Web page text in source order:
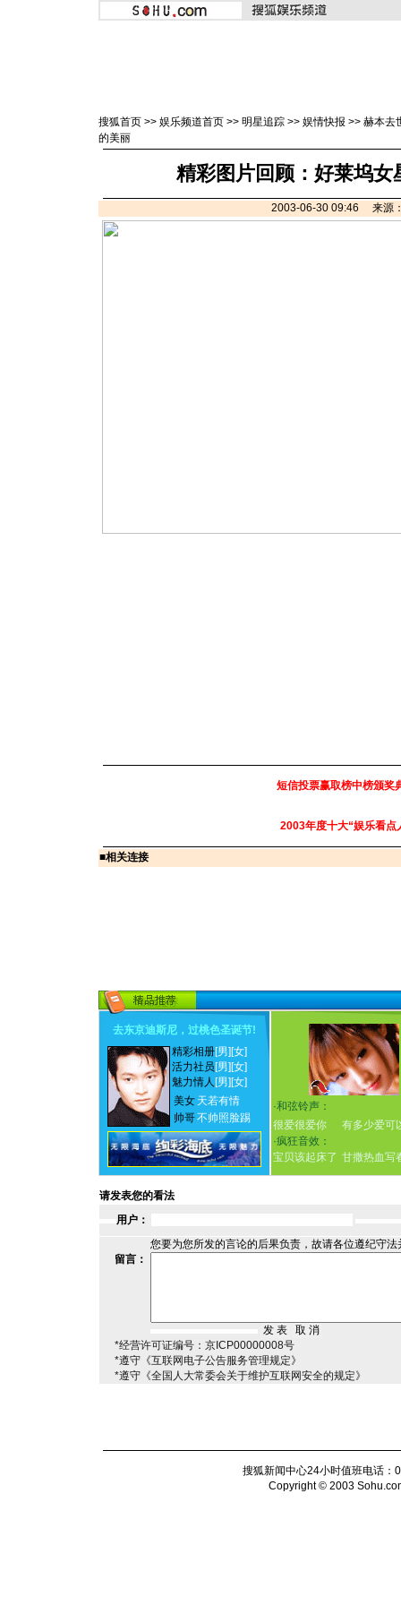
搜狐首页 >> 娱乐频道首页 >> 明星追踪 >> 娱情快报 >> 赫本去
的美丽
精彩图片回顾：好莱坞女
2003-06-30 09:46 来源
短信投票赢取榜中榜颁奖
2003年度十大“娱乐看点
■相关连接
去东京迪斯尼，过桃色圣诞节!
精彩相册[男] [女]
活力社员 [男] [女]
魅力情人 [男] [女]
美女 天若有情
帅哥不帅照脸踢
·和弦铃声：
很爱很爱你
有多少爱可
·疯狂音效：
宝贝该起床了 甘撒热血写
请发表您的看法
用户：
您要为您所发的言论的后果负责，故请各位遵纪守
留言：
*经营许可证编号：京ICP00000008号
*遵守《互联网电子公告服务管理规定》
*遵守《全国人大常委会关于维护互联网安全的规定》
搜狐新闻中心24小时值班电话
Copyright © 2003